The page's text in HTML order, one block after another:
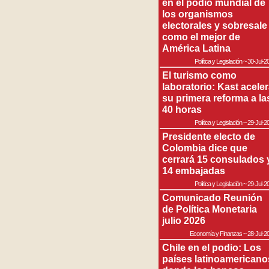
en el podio mundial de
los organismos
electorales y sobresale
como el mejor de
América Latina
Política y Legislación~30-Jul-
El turismo como
laboratorio: Kast
su primera reforma a
40 horas
Política y Legislación~29-Jul-
Presidente electo de
Colombia dice que
cerrará 15 consulados
14 embajadas
Política y Legislación~29-Jul-
Comunicado Reunión
de Política Monetaria
julio 2026
Economía y Finanzas~28-Jul-
Chile en el podio: Los
países